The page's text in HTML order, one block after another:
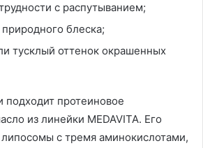
с распутыванием;
блеска;
тусклый оттенок окрашенных
подходит протеиновое
из линейки MEDAVITA. Его
с тремя аминокислотами,